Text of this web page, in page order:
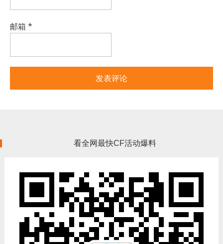
邮箱 *
看全网最快CF活动爆料